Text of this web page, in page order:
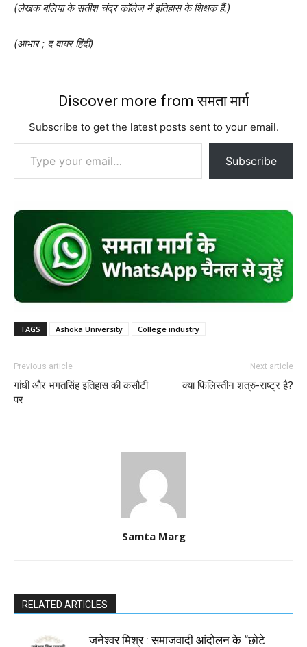
(लेखक बलिया के सतीश चंद्र कॉलेज में इतिहास के शिक्षक हैं.)
(आभार ; द वायर हिंदी)
Discover more from समता मार्ग
Subscribe to get the latest posts sent to your email.
Type your email…
Subscribe
TAGS Ashoka University College industry
Previous article
गांधी और भगतसिंह इतिहास की कसौटी
पर
Next article
क्या फिलिस्तीन शत्रु-राष्ट्र है?
Samta Marg
RELATED ARTICLES
जनेश्वर मिश्र : समाजवादी आंदोलन के “छोटे